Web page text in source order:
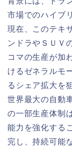
市場でのハイブ
現在、このテキ
ンドラやＳＵＶ
コマの生産が加
けるゼネラルモ
るシェア拡大を
世界最大の自動
の一部生産体制
能力を強化する
完し、持続可能